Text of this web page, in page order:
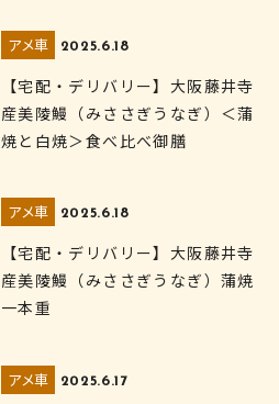
アメ車 2025.6.18
【宅配・デリバリー】大阪藤井寺
産美陵鰻（みささぎうなぎ）＜蒲
焼と白焼＞食べ比べ御膳
アメ車 2025.6.18
【宅配・デリバリー】大阪藤井寺
産美陵鰻（みささぎうなぎ）蒲焼
一本重
アメ車 2025.6.17